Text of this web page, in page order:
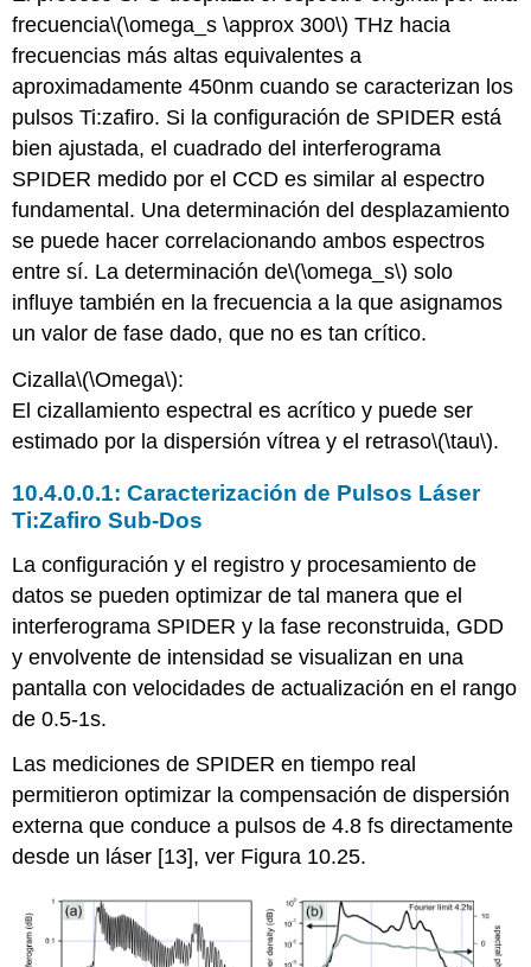
frecuencia\(\omega_s \approx 300\) THz hacia
frecuencias más altas equivalentes a
aproximadamente 450nm cuando se caracterizan los
pulsos Ti:zafiro. Si la configuración de SPIDER está
bien ajustada, el cuadrado del interferograma
SPIDER medido por el CCD es similar al espectro
fundamental. Una determinación del desplazamiento
se puede hacer correlacionando ambos espectros
entre sí. La determinación de\(\omega_s\) solo
influye también en la frecuencia a la que asignamos
un valor de fase dado, que no es tan crítico.
Cizalla\(\Omega\):
El cizallamiento espectral es acrítico y puede ser
estimado por la dispersión vítrea y el retraso\(\tau\).
Caracterización de Pulsos Láser
Ti:Zafiro Sub-Dos
La configuración y el registro y procesamiento de
datos se pueden optimizar de tal manera que el
interferograma SPIDER y la fase reconstruida, GDD
y envolvente de intensidad se visualizan en una
pantalla con velocidades de actualización en el rango
de 0.5-1s.
Las mediciones de SPIDER en tiempo real
permitieron optimizar la compensación de dispersión
externa que conduce a pulsos de 4.8 fs directamente
desde un láser [13], ver Figura 10.25.